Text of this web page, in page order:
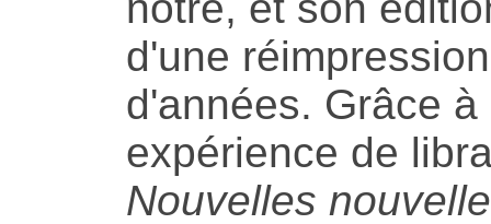
d'une
d'années. Grâce
expérience de
Nouvelles